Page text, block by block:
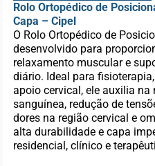
Rolo Ortopédico de
Capa – Cipel
O Rolo Ortopédico de
desenvolvido para
relaxamento muscular e
diário. Ideal para
apoio cervical, ele auxilia
sanguínea, redução de
dores na região cervical e
alta durabilidade e capa
residencial, clínico e